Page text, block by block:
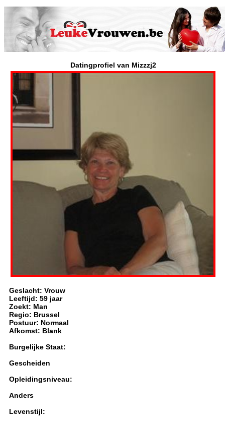
Datingprofiel van Mizzzj2
Geslacht: Vrouw
Leeftijd: 59 jaar
Zoekt: Man
Regio: Brussel
Postuur: Normaal
Afkomst: Blank
Burgelijke Staat:
Gescheiden
Opleidingsniveau:
Anders
Levenstijl: